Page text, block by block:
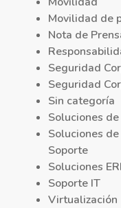
Movilidad de
Nota de
Seguridad
Seguridad
Sin categoría
Soluciones
Soluciones
Soporte
Soluciones
Soporte IT
Virtualización